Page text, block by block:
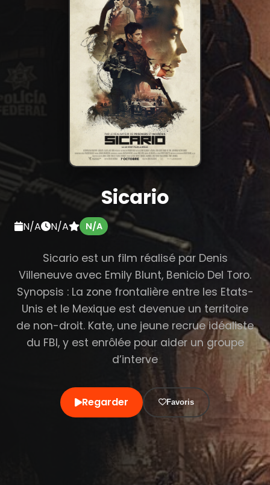
Sicario
N/A N/A N/A
Sicario est un film réalisé par Denis
Villeneuve avec Emily Blunt, Benicio Del Toro.
Synopsis : La zone frontalière entre les Etats-
Unis et le Mexique est devenue un territoire
de non-droit. Kate, une jeune recrue idéaliste
du FBI, y est enrôlée pour aider un groupe
d’interve
Regarder Favoris